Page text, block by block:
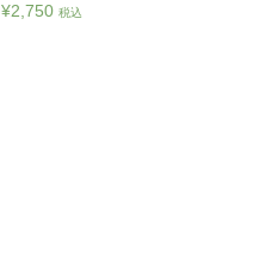
¥2,750 税込